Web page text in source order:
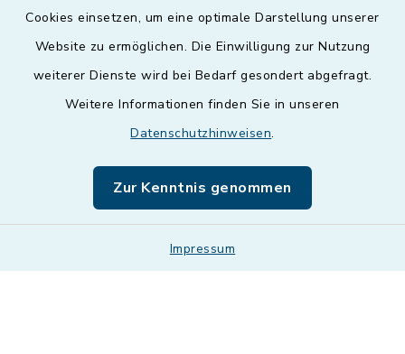
Cookies einsetzen, um eine optimale Darstellung unserer
Website zu ermöglichen. Die Einwilligung zur Nutzung
weiterer Dienste wird bei Bedarf gesondert abgefragt.
Weitere Informationen finden Sie in unseren
Datenschutzhinweisen.
Zur Kenntnis genommen
Impressum
Barrierefreiheit
Impressum
Sitemap